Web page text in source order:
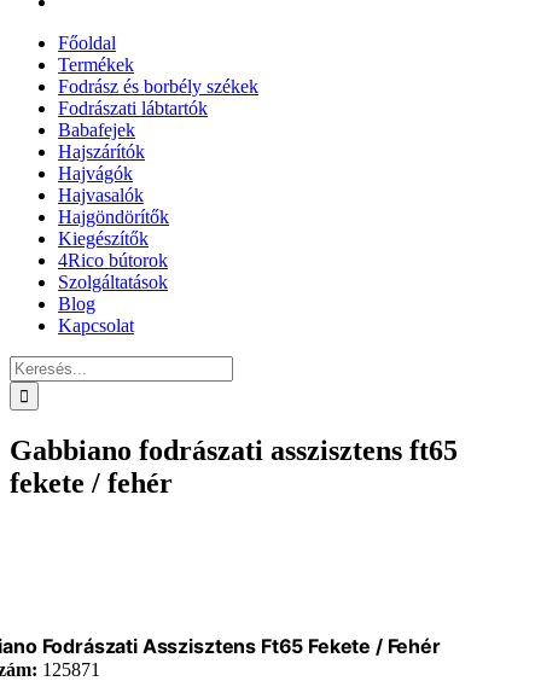
Főoldal
Termékek
Fodrász és borbély székek
Fodrászati lábtartók
Babafejek
Hajszárítók
Hajvágók
Hajvasalók
Hajgöndörítők
Kiegészítők
4Rico bútorok
Szolgáltatások
Blog
Kapcsolat
Keresés...
Gabbiano fodrászati asszisztens ft65
fekete / fehér
Fodrászati Asszisztens Ft65 Fekete / Fehér
125871